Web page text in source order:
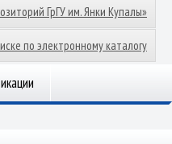
ГрГУ им. Янки Купалы»
по электронному каталогу